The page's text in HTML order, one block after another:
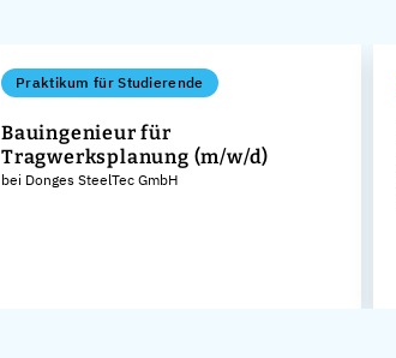
Praktikum für Studierende
Bauingenieur für
Tragwerksplanung (m/w/d)
bei Donges SteelTec GmbH